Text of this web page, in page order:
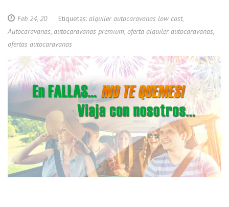
Feb 24, 20Etiquetas: alquiler autocaravanas low cost,
Autocaravanas, autocaravanas premium, oferta alquiler autocaravanas,
ofertas autocaravanas